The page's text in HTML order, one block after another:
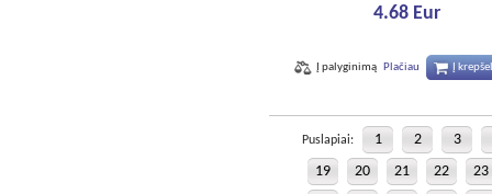
4.68 Eur
Į palyginimą Plačiau Į
Puslapiai: 1 2
3
19
20 21 22
23